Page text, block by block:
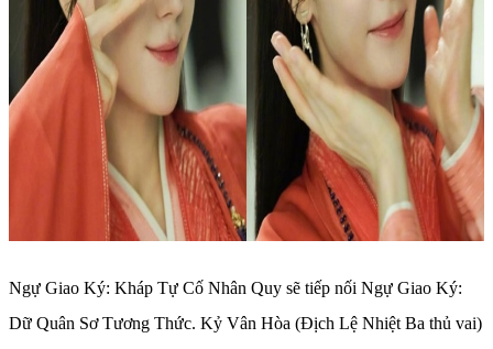
Ngự Giao Ký: Kháp Tự Cố Nhân Quy sẽ tiếp nối Ngự Giao Ký:
Dữ Quân Sơ Tương Thức. Kỷ Vân Hòa (Địch Lệ Nhiệt Ba thủ vai)